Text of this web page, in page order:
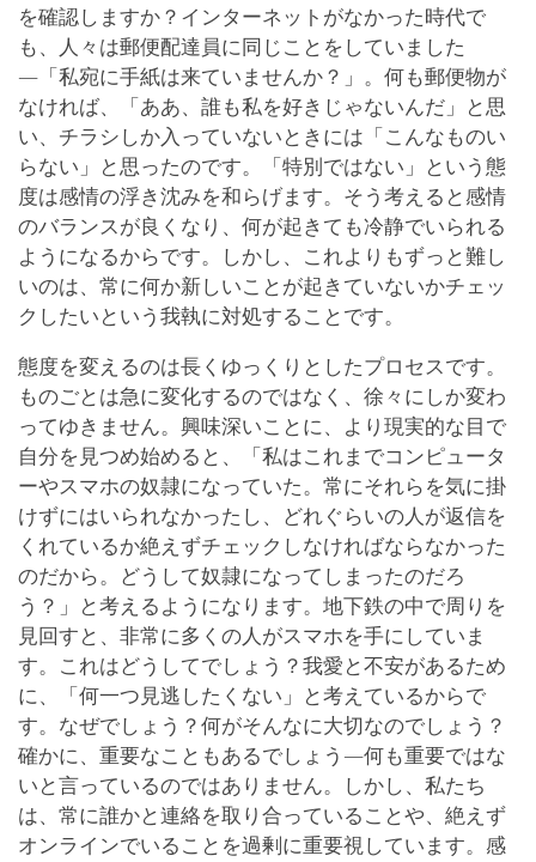
を確認しますか？インターネットがなかった時代で
も、人々は郵便配達員に同じことをしていました
―「私宛に手紙は来ていませんか？」。何も郵便物が
なければ、「ああ、誰も私を好きじゃないんだ」と思
い、チラシしか入っていないときには「こんなものい
らない」と思ったのです。「特別ではない」という態
度は感情の浮き沈みを和らげます。そう考えると感情
のバランスが良くなり、何が起きても冷静でいられる
ようになるからです。しかし、これよりもずっと難し
いのは、常に何か新しいことが起きていないかチェッ
クしたいという我執に対処することです。
態度を変えるのは長くゆっくりとしたプロセスです。
ものごとは急に変化するのではなく、徐々にしか変わ
ってゆきません。興味深いことに、より現実的な目で
自分を見つめ始めると、「私はこれまでコンピュータ
ーやスマホの奴隷になっていた。常にそれらを気に掛
けずにはいられなかったし、どれぐらいの人が返信を
くれているか絶えずチェックしなければならなかった
のだから。どうして奴隷になってしまったのだろ
う？」と考えるようになります。地下鉄の中で周りを
見回すと、非常に多くの人がスマホを手にしていま
す。これはどうしてでしょう？我愛と不安があるため
に、「何一つ見逃したくない」と考えているからで
す。なぜでしょう？何がそんなに大切なのでしょう？
確かに、重要なこともあるでしょう―何も重要ではな
いと言っているのではありません。しかし、私たち
は、常に誰かと連絡を取り合っていることや、絶えず
オンラインでいることを過剰に重要視しています。感